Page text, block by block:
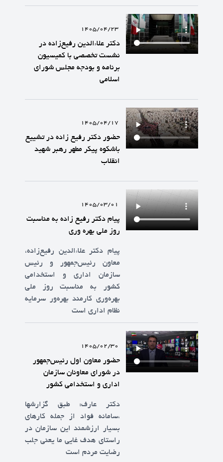
1405/04/23
دکتر علاءالدین رفیع‌زاده در
نشست تخصصی با کمیسیون
برنامه و بودجه مجلس شورای
اسلامی
1405/04/17
حضور دکتر رفیع زاده در تشییع
باشکوه پیکر مطهر رهبر شهید
انقلاب
1405/03/01
پیام دکتر رفیع زاده به مناسبت
روز ملی بهره وری
پیام دکتر علاءالدین رفیع‌زاده،
معاون رئیس‌جمهور و رئیس
سازمان اداری و استخدامی
کشور به مناسبت روز ملی
بهره‌وری کارمند بهره‌ور سرمایه
نظام اداری است
1405/02/30
حضور معاون اول رئیس‌جمهور
در شورای معاونان سازمان
اداری و استخدامی کشور
دکتر عارف: طبق گزارشها
،سامانه فواد از جمله کارهای
بسیار ارزشمند این سازمان در
راستای هدف غایی ما یعنی جلب
رضایت مردم است